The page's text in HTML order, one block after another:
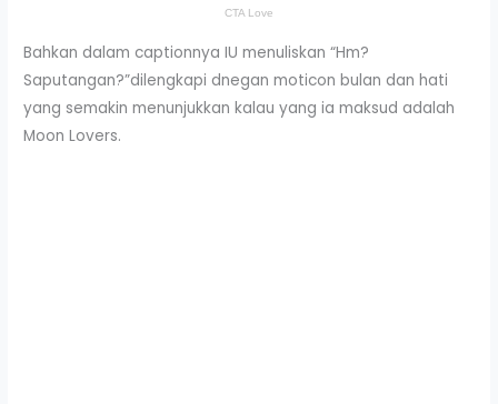
Bahkan dalam captionnya IU menuliskan “Hm?
Saputangan?”dilengkapi dnegan moticon bulan dan hati
yang semakin menunjukkan kalau yang ia maksud adalah
Moon Lovers.